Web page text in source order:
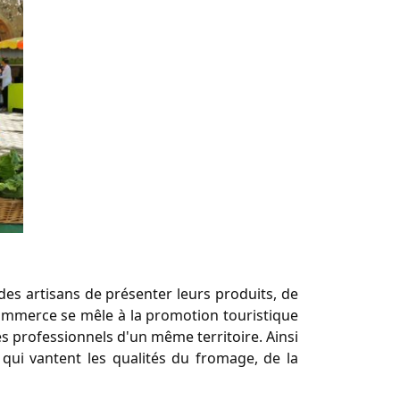
artisans de présenter leurs produits, de
se mêle à la promotion touristique
professionnels d'un même territoire. Ainsi
vantent les qualités du fromage, de la